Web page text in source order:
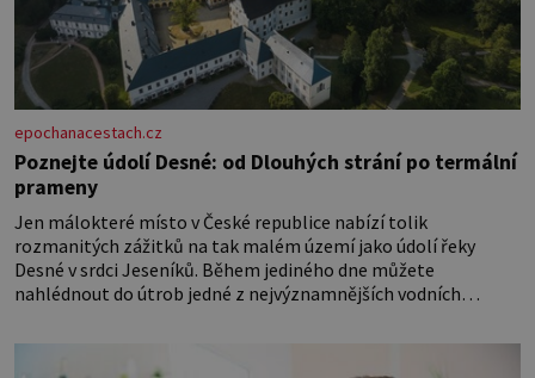
epochanacestach.cz
Poznejte údolí Desné: od Dlouhých strání po termální
prameny
Jen málokteré místo v České republice nabízí tolik
rozmanitých zážitků na tak malém území jako údolí řeky
Desné v srdci Jeseníků. Během jediného dne můžete
nahlédnout do útrob jedné z nejvýznamnějších vodních
koloběžce a den zakončit poznáváním památek ve Velkých
Losinách nebo v termálním